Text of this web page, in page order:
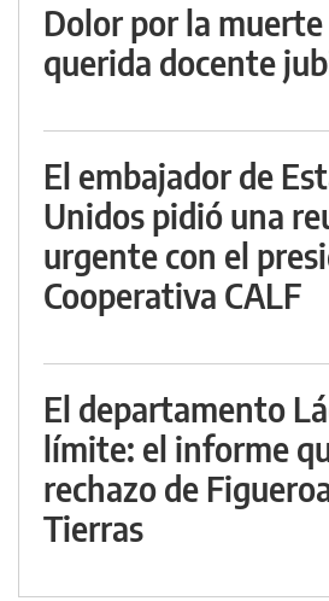
Dolor por la muerte
querida docente
El embajador de
Unidos pidió una
urgente con el
Cooperativa CALF
El departamento
límite: el informe
rechazo de
Tierras